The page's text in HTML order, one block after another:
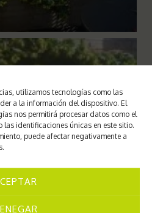
utilizamos tecnologías como las
a la información del dispositivo. El
nos permitirá procesar datos como el
identificaciones únicas en este sitio.
puede afectar negativamente a